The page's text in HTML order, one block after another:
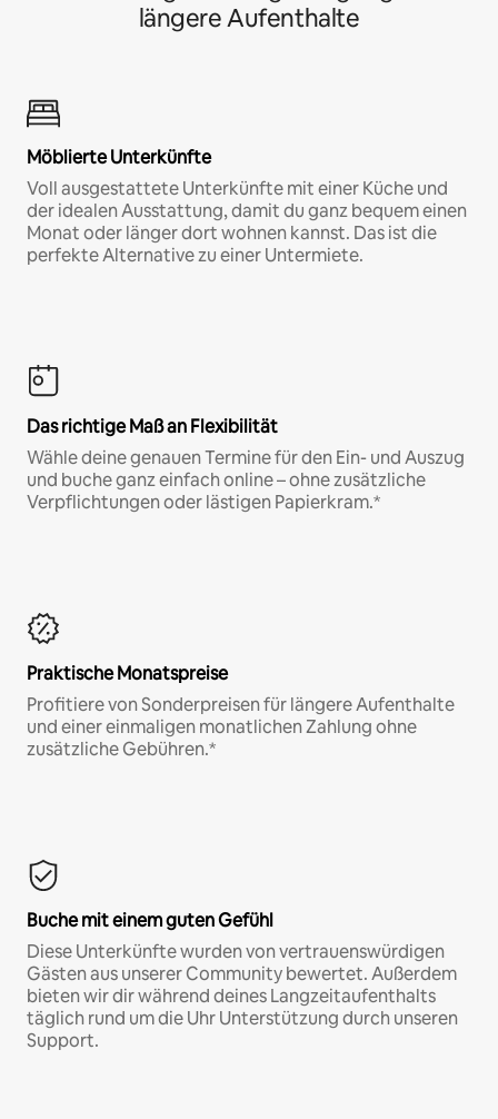
längere Aufenthalte
Möblierte Unterkünfte
Voll ausgestattete Unterkünfte mit einer Küche und
der idealen Ausstattung, damit du ganz bequem einen
Monat oder länger dort wohnen kannst. Das ist die
perfekte Alternative zu einer Untermiete.
Das richtige Maß an Flexibilität
Wähle deine genauen Termine für den Ein- und Auszug
und buche ganz einfach online – ohne zusätzliche
Verpflichtungen oder lästigen Papierkram.*
Praktische Monatspreise
Profitiere von Sonderpreisen für längere Aufenthalte
und einer einmaligen monatlichen Zahlung ohne
zusätzliche Gebühren.*
Buche mit einem guten Gefühl
Diese Unterkünfte wurden von vertrauenswürdigen
Gästen aus unserer Community bewertet. Außerdem
bieten wir dir während deines Langzeitaufenthalts
täglich rund um die Uhr Unterstützung durch unseren
Support.